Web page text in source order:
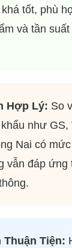
tốt, phù
và tần
Hợp Lý: So
như GS,
Nai có
vẫn đáp ứng
Thuận Tiện: